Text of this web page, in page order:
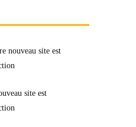
nouveau site est
site est